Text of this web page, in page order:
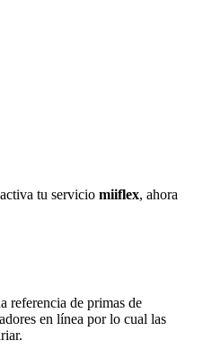
tu servicio miiflex, ahora
referencia de primas de
en línea por lo cual las